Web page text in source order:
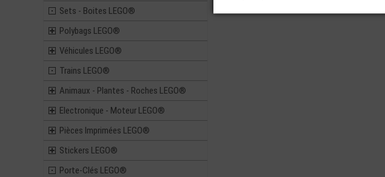
Sets - Boites LEGO®
Polybags LEGO®
Véhicules LEGO®
Trains LEGO®
Animaux - Plantes - Roches LEGO®
Electronique - Moteur LEGO®
Pièces Imprimées LEGO®
Stickers LEGO®
Porte-Clés LEGO®